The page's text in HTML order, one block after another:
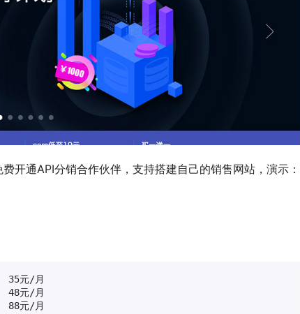
开通API分销合作伙伴，支持搭建自己的销售网站，演示：
35元/月
48元/月
88元/月